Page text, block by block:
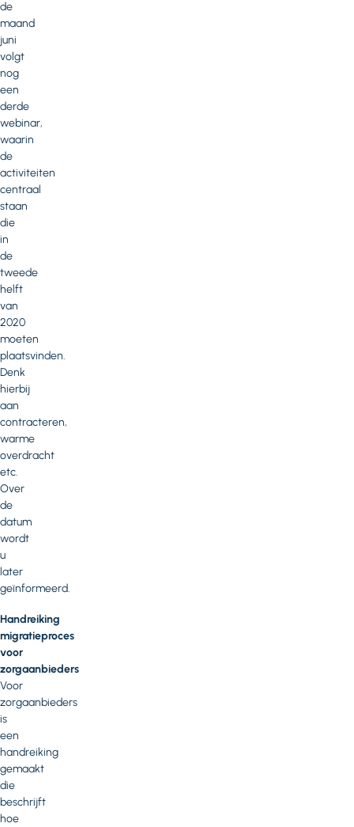
de
maand
juni
volgt
nog
een
derde
webinar,
waarin
de
activiteiten
centraal
staan
die
in
de
tweede
helft
van
2020
moeten
plaatsvinden.
Denk
hierbij
aan
contracteren,
warme
overdracht
etc.
Over
de
datum
wordt
u
later
geïnformeerd.
Handreiking
migratieproces
voor
zorgaanbieders
Voor
zorgaanbieders
is
een
handreiking
gemaakt
die
beschrijft
hoe